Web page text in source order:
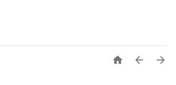
  